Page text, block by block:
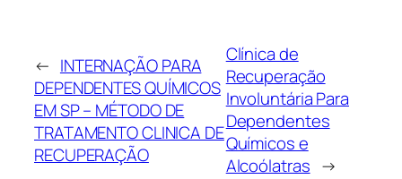
← INTERNAÇÃO PARA
DEPENDENTES QUÍMICOS
EM SP – MÉTODO DE
TRATAMENTO CLINICA DE
RECUPERAÇÃO
Clínica de
Recuperação
Involuntária Para
Dependentes
Químicos e
Alcoólatras →